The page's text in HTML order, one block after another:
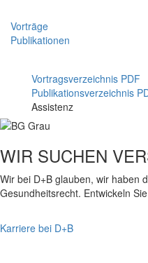
Vorträge
Publikationen
Vortragsverzeichnis PDF
Publikationsverzeichnis
Assistenz
WIR SUCHEN
Wir bei D+B glauben, wir haben
Gesundheitsrecht. Entwickeln
Karriere bei D+B